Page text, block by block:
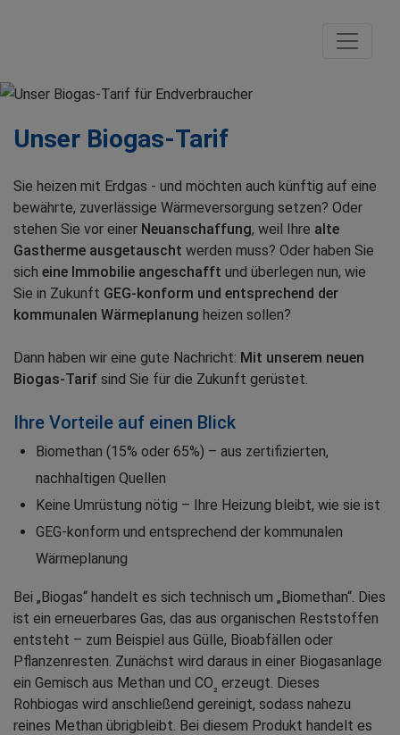
Unser Biogas-Tarif
Sie heizen mit Erdgas - und möchten auch künftig auf eine
bewährte, zuverlässige Wärmeversorgung setzen? Oder
stehen Sie vor einer Neuanschaffung, weil Ihre alte
Gastherme ausgetauscht werden muss? Oder haben Sie
sich eine Immobilie angeschafft und überlegen nun, wie
Sie in Zukunft GEG-konform und entsprechend der
kommunalen Wärmeplanung heizen sollen?
Dann haben wir eine gute Nachricht: Mit unserem neuen
Biogas-Tarif sind Sie für die Zukunft gerüstet.
Ihre Vorteile auf einen Blick
Biomethan (15% oder 65%) – aus zertifizierten,
nachhaltigen Quellen
Keine Umrüstung nötig – Ihre Heizung bleibt, wie sie ist
GEG-konform und entsprechend der kommunalen
Wärmeplanung
Bei „Biogas“ handelt es sich technisch um „Biomethan“. Dies
ist ein erneuerbares Gas, das aus organischen Reststoffen
entsteht – zum Beispiel aus Gülle, Bioabfällen oder
Pflanzenresten. Zunächst wird daraus in einer Biogasanlage
ein Gemisch aus Methan und CO₂ erzeugt. Dieses
Rohbiogas wird anschließend gereinigt, sodass nahezu
reines Methan übrigbleibt. Bei diesem Produkt handelt es